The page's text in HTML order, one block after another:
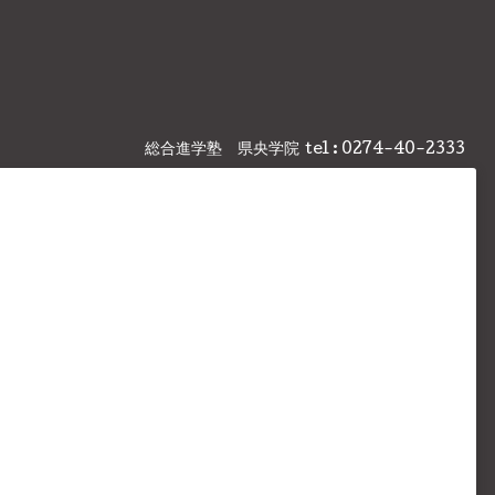
総合進学塾 県央学院 tel : 0274-40-2333